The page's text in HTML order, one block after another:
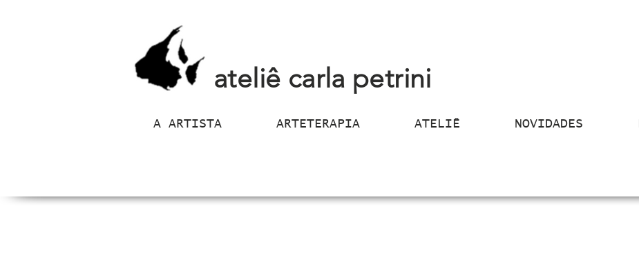
ateliê carla petrini
A ARTISTA ARTETERAPIA ATELIÊ NOVIDADES